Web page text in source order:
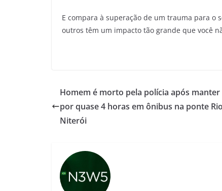
E compara à superação de um trauma para o
outros têm um impacto tão grande que você
Homem é morto pela polícia após
por quase 4 horas em ônibus na ponte
Niterói